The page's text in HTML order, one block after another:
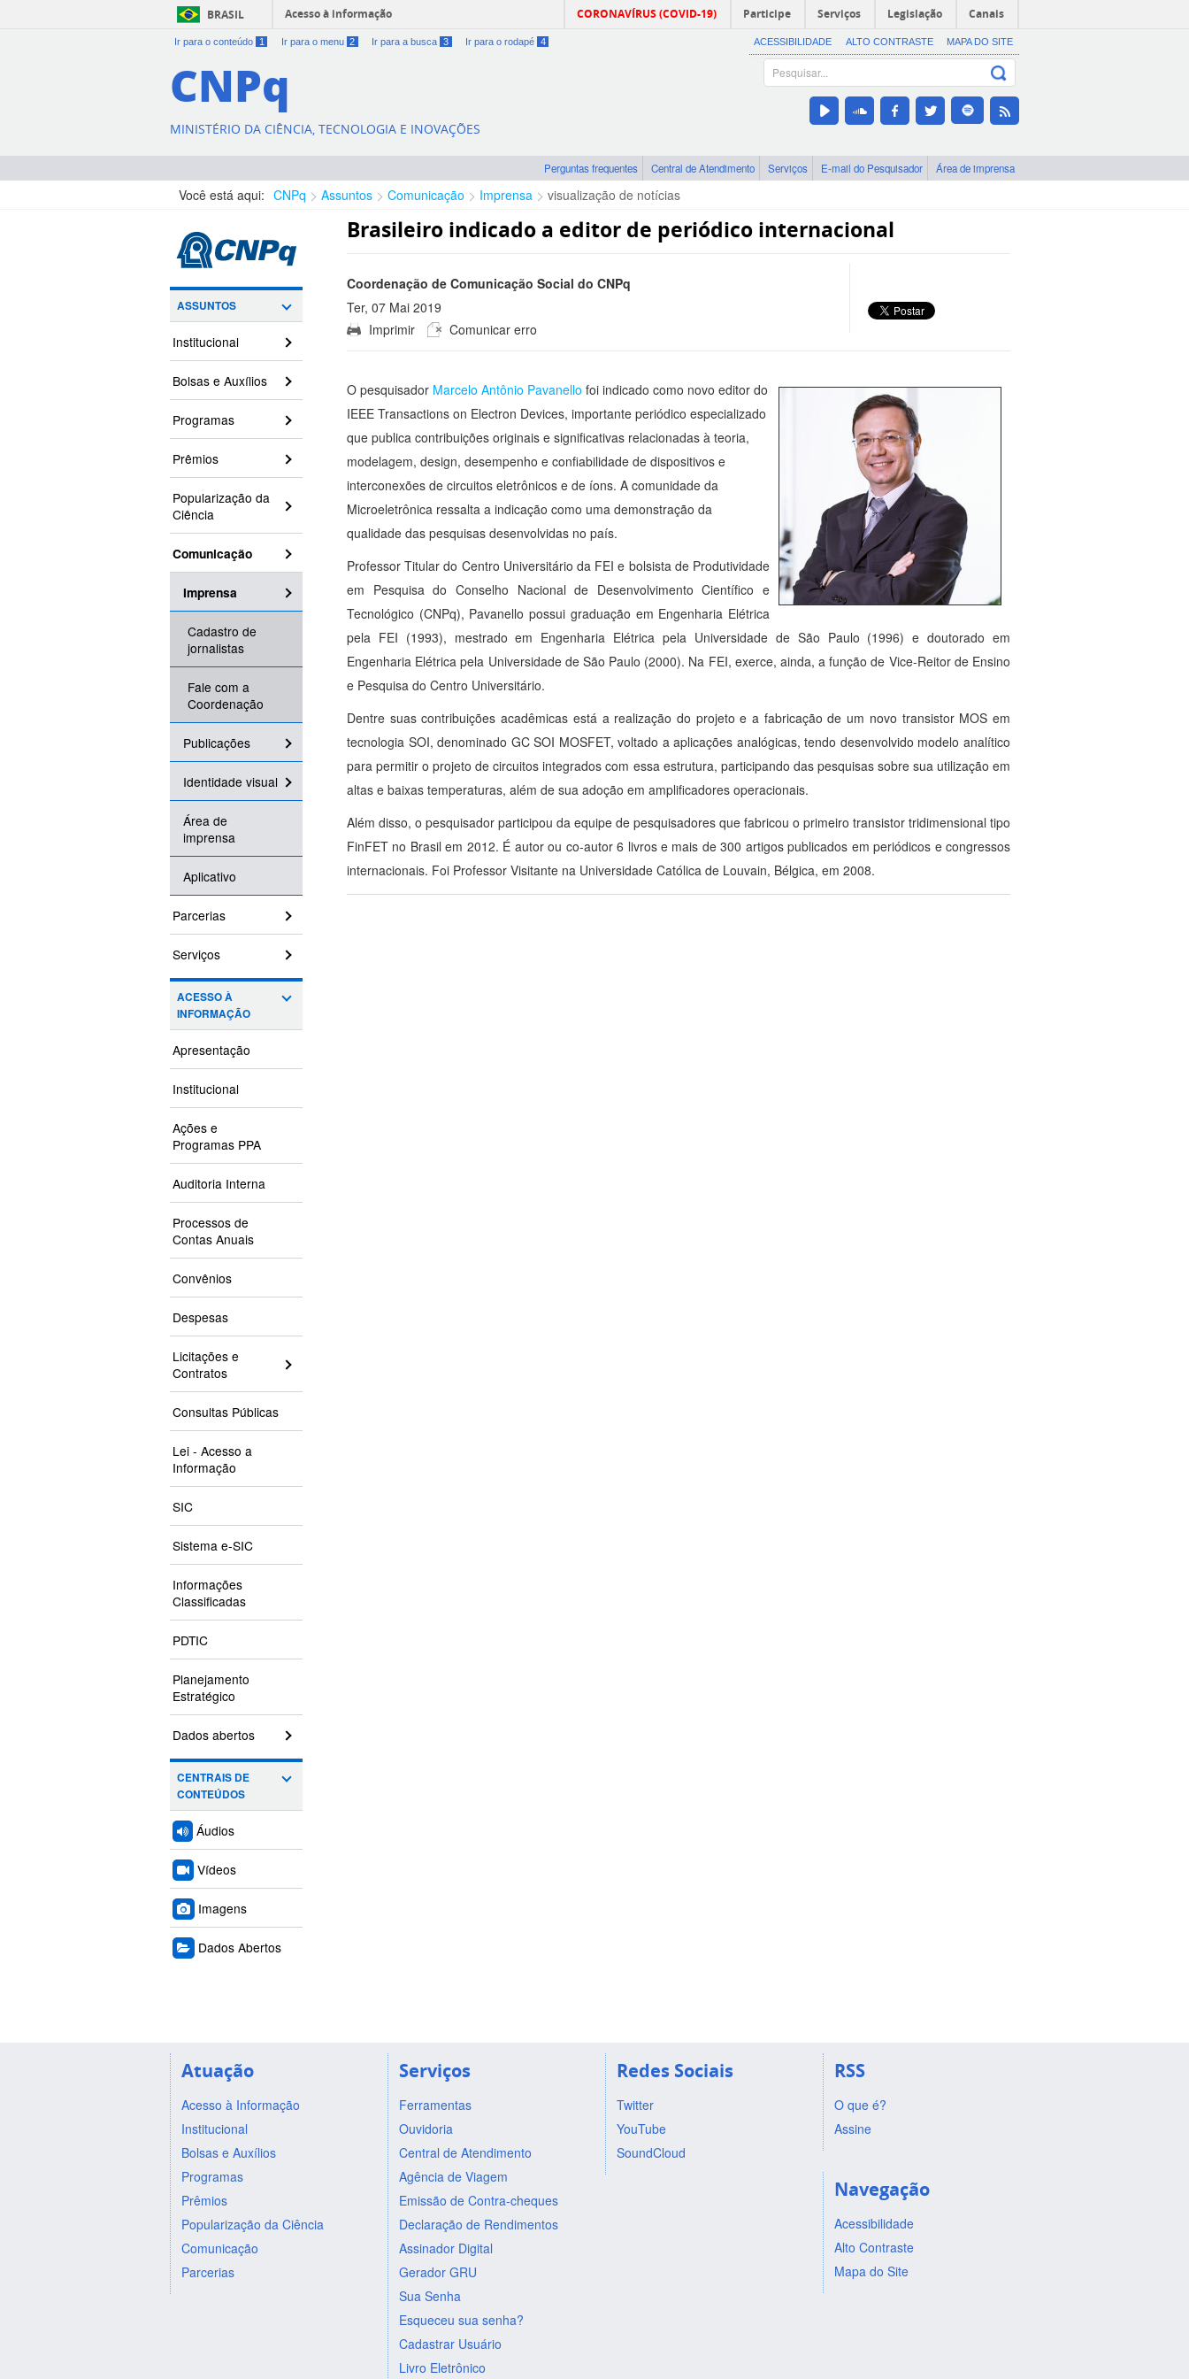
BRASIL Acesso à informação CORONAVÍRUS (COVID-19) Participe Serviços Legislação Canais
Ir para o conteúdo 1 Ir para o menu 2 Ir para a busca 3 Ir para o rodapé 4 ACESSIBILIDADE ALTO CONTRASTE MAPA DO SITE
CNPq
MINISTÉRIO DA CIÊNCIA, TECNOLOGIA E INOVAÇÕES
Perguntas frequentes Central de Atendimento Serviços E-mail do Pesquisador Área de imprensa
Você está aqui: CNPq Assuntos Comunicação Imprensa visualização de notícias
ASSUNTOS
Institucional
Bolsas e Auxílios
Programas
Prêmios
Popularização da
Ciência
Comunicação
Imprensa
Cadastro de
jornalistas
Fale com a
Coordenação
Publicações
Identidade visual
Área de
imprensa
Aplicativo
Parcerias
Serviços
ACESSO À
INFORMAÇÃO
Apresentação
Institucional
Ações e
Programas PPA
Auditoria Interna
Processos de
Contas Anuais
Convênios
Despesas
Licitações e
Contratos
Consultas Públicas
Lei - Acesso a
Informação
SIC
Sistema e-SIC
Informações
Classificadas
PDTIC
Planejamento
Estratégico
Dados abertos
CENTRAIS DE
CONTEÚDOS
Áudios
Vídeos
Imagens
Dados Abertos
Brasileiro indicado a editor de periódico internacional
Coordenação de Comunicação Social do CNPq
Ter, 07 Mai 2019
20:58:00 -0300
Imprimir Comunicar erro
O pesquisador Marcelo Antônio Pavanello foi indicado como novo editor do
IEEE Transactions on Electron Devices, importante periódico especializado
que publica contribuições originais e significativas relacionadas à teoria,
modelagem, design, desempenho e confiabilidade de dispositivos e
interconexões de circuitos eletrônicos e de íons. A comunidade da
Microeletrônica ressalta a indicação como uma demonstração da
qualidade das pesquisas desenvolvidas no país.
Professor Titular do Centro Universitário da FEI e bolsista de Produtividade
em Pesquisa do Conselho Nacional de Desenvolvimento Científico e
Tecnológico (CNPq), Pavanello possui graduação em Engenharia Elétrica
pela FEI (1993), mestrado em Engenharia Elétrica pela Universidade de São Paulo (1996) e doutorado em
Engenharia Elétrica pela Universidade de São Paulo (2000). Na FEI, exerce, ainda, a função de Vice-Reitor de Ensino
e Pesquisa do Centro Universitário.
Dentre suas contribuições acadêmicas está a realização do projeto e a fabricação de um novo transistor MOS em
tecnologia SOI, denominado GC SOI MOSFET, voltado a aplicações analógicas, tendo desenvolvido modelo analítico
para permitir o projeto de circuitos integrados com essa estrutura, participando das pesquisas sobre sua utilização em
altas e baixas temperaturas, além de sua adoção em amplificadores operacionais.
Além disso, o pesquisador participou da equipe de pesquisadores que fabricou o primeiro transistor tridimensional tipo
FinFET no Brasil em 2012. É autor ou co-autor 6 livros e mais de 300 artigos publicados em periódicos e congressos
internacionais. Foi Professor Visitante na Universidade Católica de Louvain, Bélgica, em 2008.
Atuação
Acesso à Informação
Institucional
Bolsas e Auxílios
Programas
Prêmios
Popularização da Ciência
Comunicação
Parcerias
Serviços
Ferramentas
Ouvidoria
Central de Atendimento
Agência de Viagem
Emissão de Contra-cheques
Declaração de Rendimentos
Assinador Digital
Gerador GRU
Sua Senha
Esqueceu sua senha?
Cadastrar Usuário
Livro Eletrônico
Redes Sociais
Twitter
YouTube
SoundCloud
RSS
O que é?
Assine
Navegação
Acessibilidade
Alto Contraste
Mapa do Site